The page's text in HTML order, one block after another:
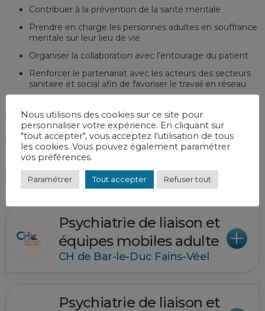
Contribuer à la prévention de la santé mentale
Prendre en charge les personnes adultes en souffrance
mentale sur leur lieu de vie
Organiser la collaboration avec l’entourage du patient
Renforcer le partenariat avec les acteurs des secteurs
sanitaire et social afin de favoriser le travail en réseau
psychiques qui se manifestent chez les patients hospitalisés
ou consultant d’autres disciplines médicales. Ces troubles
peuvent être secondaires à la pathologie somatique ou reliés
à cette dernière. Elle se situe à l’interface entre la médecine
générale et la psychiatrie. Les équipes transversales et
pluridisciplinaires consultent le patient afin de connaître ses
propres besoins mais également ceux de son entourage.
Psychiatrie de liaison et
équipes mobiles adulte
CH de Bar-le-Duc Fains-Véel
Psychiatrie de liaison et
Nous utilisons des cookies sur ce site pour
personnaliser votre expérience. En cliquant sur
"tout accepter", vous acceptez l'utilisation de tous
les cookies. Vous pouvez également paramétrer
vos préférences.
Paramétrer Tout accepter Refuser tout